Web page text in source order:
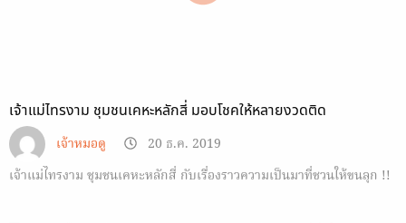
เจ้าแม่ไทรงาม ชุมชนเคหะหลักสี่ มอบโชคให้หลายงวดติด
เจ้าหมอดู
20 ธ.ค. 2019
เจ้าแม่ไทรงาม ชุมชนเคหะหลักสี่ กับเรื่องราวความเป็นมาที่ชวนให้ขนลุก !!